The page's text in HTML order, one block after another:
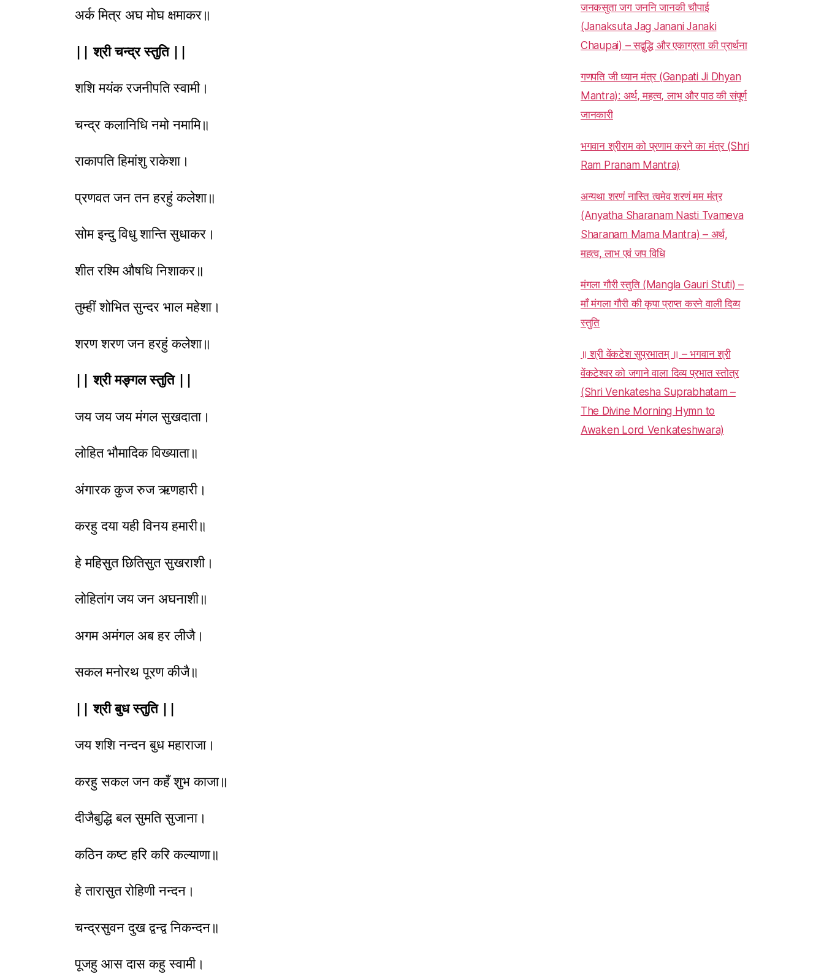
अर्क मित्र अघ मोघ क्षमाकर॥
|| श्री चन्द्र स्तुति ||
शशि मयंक रजनीपति स्वामी।
चन्द्र कलानिधि नमो नमामि॥
राकापति हिमांशु राकेशा।
प्रणवत जन तन हरहुं कलेशा॥
सोम इन्दु विधु शान्ति सुधाकर।
शीत रश्मि औषधि निशाकर॥
तुम्हीं शोभित सुन्दर भाल महेशा।
शरण शरण जन हरहुं कलेशा॥
|| श्री मङ्गल स्तुति ||
जय जय जय मंगल सुखदाता।
लोहित भौमादिक विख्याता॥
अंगारक कुज रुज ऋणहारी।
करहु दया यही विनय हमारी॥
हे महिसुत छितिसुत सुखराशी।
लोहितांग जय जन अघनाशी॥
अगम अमंगल अब हर लीजै।
सकल मनोरथ पूरण कीजै॥
|| श्री बुध स्तुति ||
जय शशि नन्दन बुध महाराजा।
करहु सकल जन कहँ शुभ काजा॥
दीजैबुद्धि बल सुमति सुजाना।
कठिन कष्ट हरि करि कल्याणा॥
हे तारासुत रोहिणी नन्दन।
चन्द्रसुवन दुख द्वन्द्व निकन्दन॥
पूजहु आस दास कहु स्वामी।
जनकसुता जग जननि जानकी चौपाई
(Janaksuta Jag Janani Janaki
Chaupai) – सद्बुद्धि और एकाग्रता की प्रार्थना
गणपति जी ध्यान मंत्र (Ganpati Ji Dhyan
Mantra): अर्थ, महत्व, लाभ और पाठ की संपूर्ण
जानकारी
भगवान श्रीराम को प्रणाम करने का मंत्र (Shri
Ram Pranam Mantra)
अन्यथा शरणं नास्ति त्वमेव शरणं मम मंत्र
(Anyatha Sharanam Nasti Tvameva
Sharanam Mama Mantra) – अर्थ,
महत्व, लाभ एवं जप विधि
मंगला गौरी स्तुति (Mangla Gauri Stuti) –
माँ मंगला गौरी की कृपा प्राप्त करने वाली दिव्य
स्तुति
॥ श्री वेंकटेश सुप्रभातम् ॥ – भगवान श्री
वेंकटेश्वर को जगाने वाला दिव्य प्रभात स्तोत्र
(Shri Venkatesha Suprabhatam –
The Divine Morning Hymn to
Awaken Lord Venkateshwara)